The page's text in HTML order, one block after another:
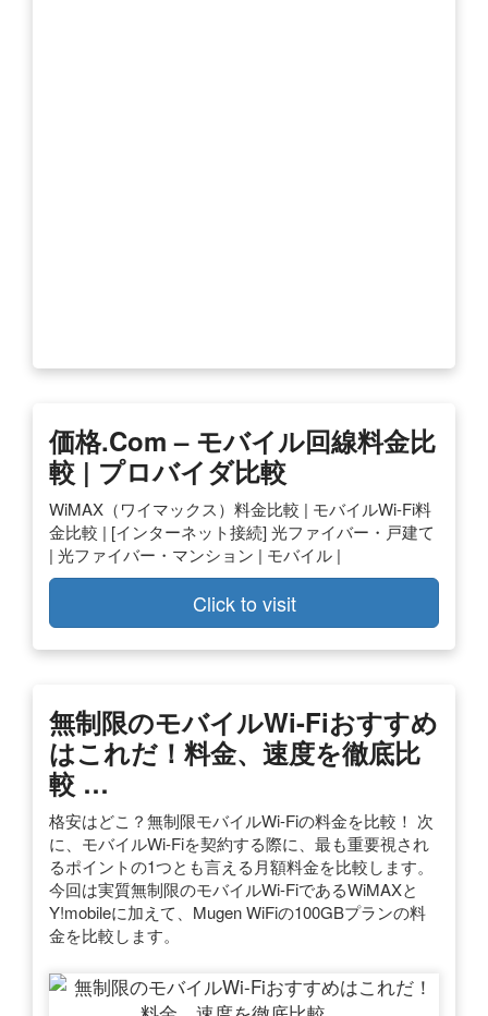
価格.com – モバイル回線料金比
較 | プロバイダ比較
WiMAX（ワイマックス）料金比較 | モバイルWi-Fi料
金比較 | [インターネット接続] 光ファイバー・戸建て
| 光ファイバー・マンション | モバイル |
Click to visit
無制限のモバイルWi-Fiおすすめ
はこれだ！料金、速度を徹底比
較 …
格安はどこ？無制限モバイルWi-Fiの料金を比較！ 次
に、モバイルWi-Fiを契約する際に、最も重要視され
るポイントの1つとも言える月額料金を比較します。
今回は実質無制限のモバイルWi-FiであるWiMAXと
Y!mobileに加えて、Mugen WiFiの100GBプランの料
金を比較します。